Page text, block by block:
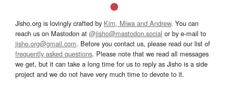
Jisho.org is lovingly crafted by Kim, Miwa and Andrew. You can
reach us on Mastodon at @jisho@mastodon.social or by e-mail to
jisho.org@gmail.com. Before you contact us, please read our list of
frequently asked questions. Please note that we read all messages
we get, but it can take a long time for us to reply as Jisho is a side
project and we do not have very much time to devote to it.